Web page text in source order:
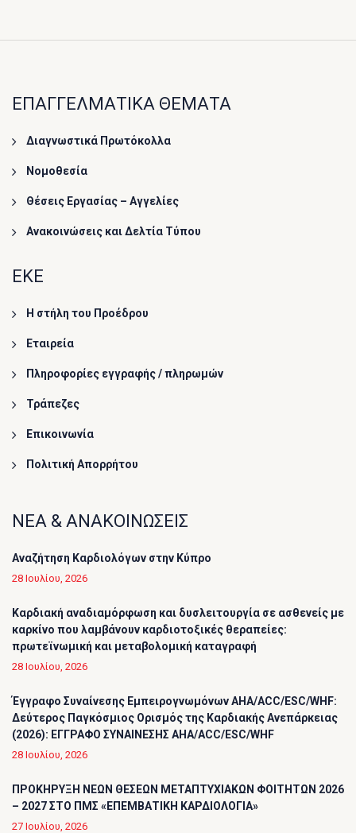
ΕΠΑΓΓΕΛΜΑΤΙΚΑ ΘΕΜΑΤΑ
Διαγνωστικά Πρωτόκολλα
Νομοθεσία
Θέσεις Εργασίας – Αγγελίες
Ανακοινώσεις και Δελτία Τύπου
ΕΚΕ
Η στήλη του Προέδρου
Εταιρεία
Πληροφορίες εγγραφής / πληρωμών
Τράπεζες
Επικοινωνία
Πολιτική Απορρήτου
ΝΕΑ & ΑΝΑΚΟΙΝΩΣΕΙΣ
Αναζήτηση Καρδιολόγων στην Κύπρο
28 Ιουλίου, 2026
Καρδιακή αναδιαμόρφωση και δυσλειτουργία σε ασθενείς με
καρκίνο που λαμβάνουν καρδιοτοξικές θεραπείες:
πρωτεϊνωμική και μεταβολομική καταγραφή
28 Ιουλίου, 2026
Έγγραφο Συναίνεσης Εμπειρογνωμόνων AHA/ACC/ESC/WHF:
Δεύτερος Παγκόσμιος Ορισμός της Καρδιακής Ανεπάρκειας
(2026): ΕΓΓΡΑΦΟ ΣΥΝΑΙΝΕΣΗΣ AHA/ACC/ESC/WHF
28 Ιουλίου, 2026
ΠΡΟΚΗΡΥΞΗ ΝΕΩΝ ΘΕΣΕΩΝ ΜΕΤΑΠΤΥΧΙΑΚΩΝ ΦΟΙΤΗΤΩΝ 2026
– 2027 ΣΤΟ ΠΜΣ «ΕΠΕΜΒΑΤΙΚΗ ΚΑΡΔΙΟΛΟΓΙΑ»
27 Ιουλίου, 2026